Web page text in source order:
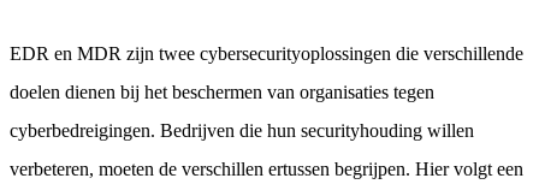
EDR en MDR zijn twee cybersecurityoplossingen die verschillende
doelen dienen bij het beschermen van organisaties tegen
cyberbedreigingen. Bedrijven die hun securityhouding willen
verbeteren, moeten de verschillen ertussen begrijpen. Hier volgt een